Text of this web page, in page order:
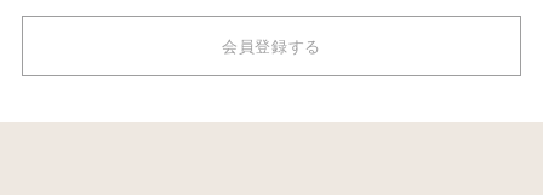
会員登録する